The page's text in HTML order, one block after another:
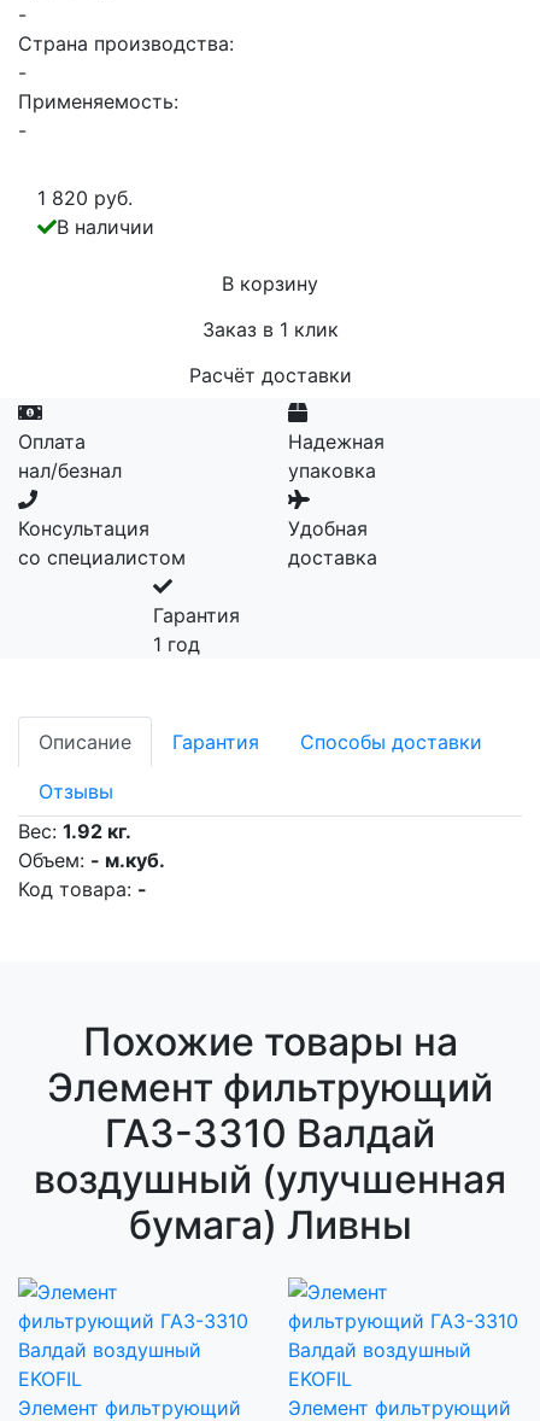
-
Страна производства:
-
Применяемость:
-
1 820 руб.
В наличии
В корзину
Заказ в 1 клик
Расчёт доставки
Оплата
нал/безнал
Надежная
упаковка
Консультация
со специалистом
Удобная
доставка
Гарантия
1 год
Описание Гарантия Способы доставки
Отзывы
Вес: 1.92 кг.
Объем: - м.куб.
Код товара: -
Похожие товары на
Элемент фильтрующий
ГАЗ-3310 Валдай
воздушный (улучшенная
бумага) Ливны
Элемент фильтрующий
Элемент фильтрующий